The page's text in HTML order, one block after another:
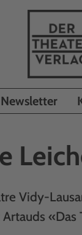
Newsletter
Vidy-
«Das